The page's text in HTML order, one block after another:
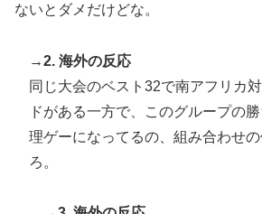
ないとダメだけどな。
→2. 海外の反応
同じ大会のベスト32で南アフリカ
ドがある一方で、このグループの
理ゲーになってるの、組み合わせ
ろ。